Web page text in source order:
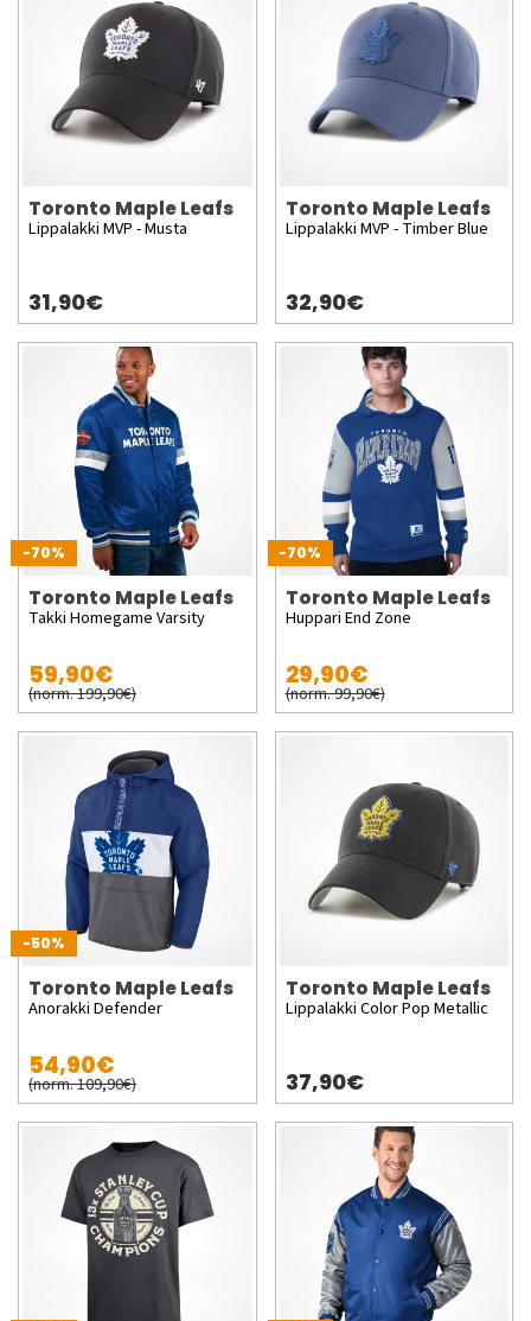
Toronto Maple Leafs
Lippalakki MVP - Musta
31,90€
Toronto Maple Leafs
Lippalakki MVP - Timber Blue
32,90€
-70%
Toronto Maple Leafs
Takki Homegame Varsity
59,90€
(norm. 199,90€)
-70%
Toronto Maple Leafs
Huppari End Zone
29,90€
(norm. 99,90€)
-50%
Toronto Maple Leafs
Anorakki Defender
54,90€
(norm. 109,90€)
Toronto Maple Leafs
Lippalakki Color Pop Metallic
37,90€